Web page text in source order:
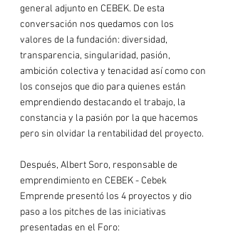
general adjunto en CEBEK. De esta
conversación nos quedamos con los
valores de la fundación: diversidad,
transparencia, singularidad, pasión,
ambición colectiva y tenacidad así como con
los consejos que dio para quienes están
emprendiendo destacando el trabajo, la
constancia y la pasión por la que hacemos
pero sin olvidar la rentabilidad del proyecto.
Después, Albert Soro, responsable de
emprendimiento en CEBEK - Cebek
Emprende presentó los 4 proyectos y dio
paso a los pitches de las iniciativas
presentadas en el Foro: